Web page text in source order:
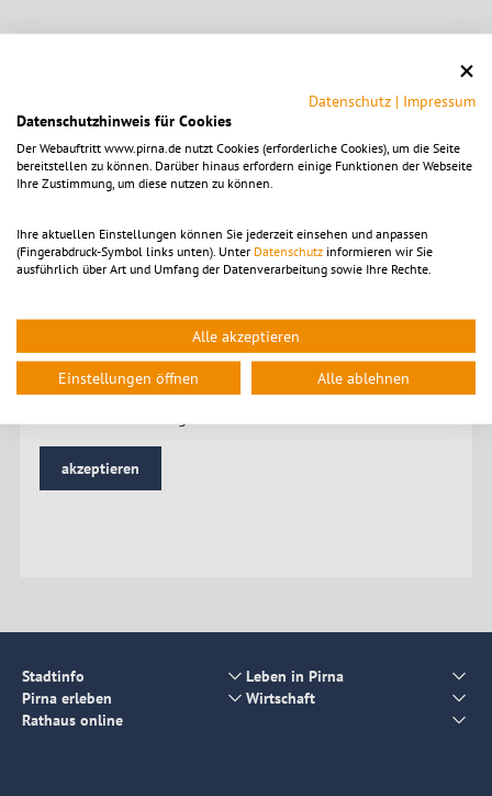
Um die Karte ansehen zu können, muss die Dienstleistung
Die Einstellungen sind alternativ in der Kategorie
"Funktional" zu finden.
Nach Aktivierung der Karte werden Daten von Open Street
Map Foundation erhoben und gegebenenfalls übertragen.
Bitte beachten Sie die Hinweise in unserer
akzeptieren
Stadtinfo
Leben in Pirna
Pirna erleben
Wirtschaft
Rathaus online
Datenschutz | Impressum
Datenschutzhinweis für Cookies
Der Webauftritt www.pirna.de nutzt Cookies (erforderliche Cookies), um die Seite
bereitstellen zu können. Darüber hinaus erfordern einige Funktionen der Webseite
Ihre Zustimmung, um diese nutzen zu können.
Ihre aktuellen Einstellungen können Sie jederzeit einsehen und anpassen
(Fingerabdruck-Symbol links unten). Unter Datenschutz informieren wir Sie
ausführlich über Art und Umfang der Datenverarbeitung sowie Ihre Rechte.
Alle akzeptieren
Einstellungen öffnen Alle ablehnen